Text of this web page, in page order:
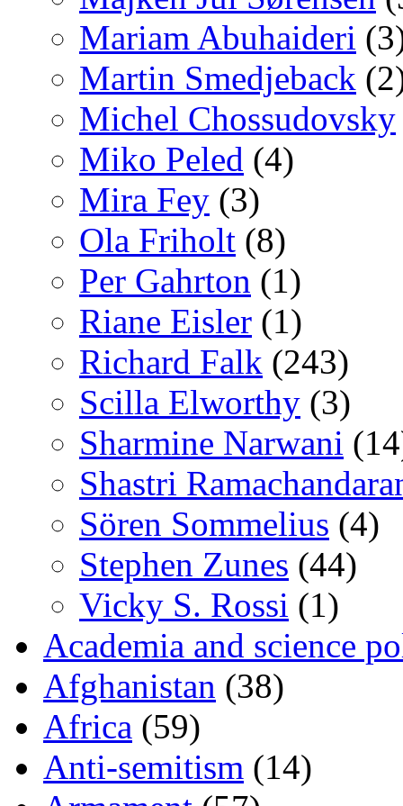
Mariam Abuhaideri
Martin Smedjeback
Michel Chossudovsky
Miko Peled (4)
Mira Fey (3)
Ola Friholt (8)
Per Gahrton (1)
Riane Eisler (1)
Richard Falk (243)
Scilla Elworthy (3)
Sharmine Narwani
Shastri
Sören Sommelius (4)
Stephen Zunes (44)
Vicky S. Rossi (1)
Academia and science
Afghanistan (38)
Africa (59)
Anti-semitism (14)